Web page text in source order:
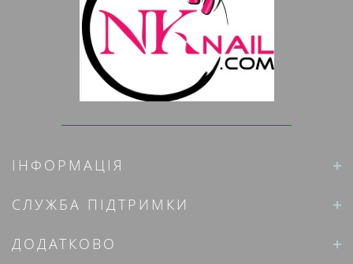
ІНФОРМАЦІЯ
СЛУЖБА ПІДТРИМКИ
ДОДАТКОВО